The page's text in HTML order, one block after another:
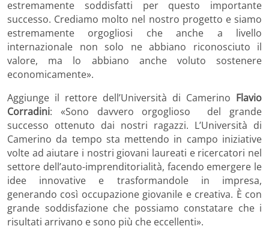
estremamente soddisfatti per questo importante
successo. Crediamo molto nel nostro progetto e siamo
estremamente orgogliosi che anche a livello
internazionale non solo ne abbiano riconosciuto il
valore, ma lo abbiano anche voluto sostenere
economicamente».
Aggiunge il rettore dell’Università di Camerino Flavio
Corradini: «Sono davvero orgoglioso del grande
successo ottenuto dai nostri ragazzi. L’Università di
Camerino da tempo sta mettendo in campo iniziative
volte ad aiutare i nostri giovani laureati e ricercatori nel
settore dell’auto-imprenditorialità, facendo emergere le
idee innovative e trasformandole in impresa,
generando così occupazione giovanile e creativa. È con
grande soddisfazione che possiamo constatare che i
risultati arrivano e sono più che eccellenti».